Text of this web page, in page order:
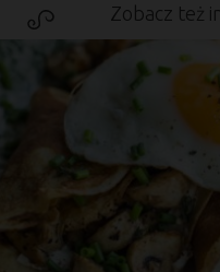
Zobacz też